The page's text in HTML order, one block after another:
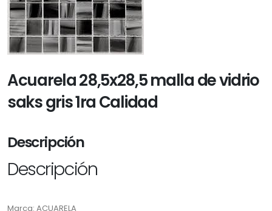
Acuarela 28,5x28,5 malla de vidrio
saks gris 1ra Calidad
Descripción
Descripción
Marca: ACUARELA